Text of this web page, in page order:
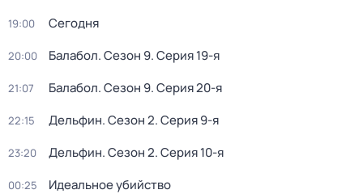
19:00 Сегодня
20:00 Балабол. Сезон 9. Серия 19-я
21:07 Балабол. Сезон 9. Серия 20-я
22:15 Дельфин. Сезон 2. Серия 9-я
23:20 Дельфин. Сезон 2. Серия 10-я
00:25 Идеальное убийство